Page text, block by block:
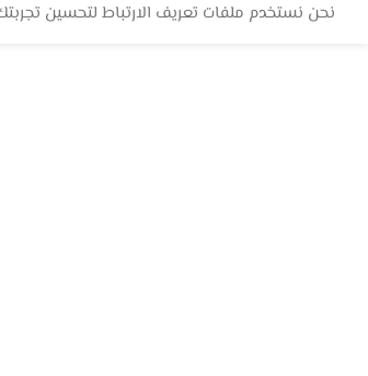
نحن نستخدم ملفات تعريف الارتباط لتحسين